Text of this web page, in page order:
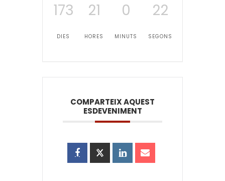
173
DIES
21
HORES
0
MINUTS
22
SEGONS
COMPARTEIX AQUEST
ESDEVENIMENT